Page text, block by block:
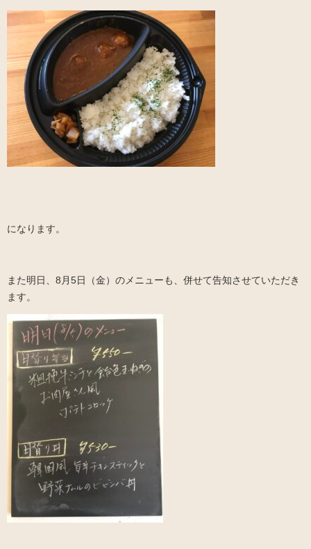
になります。
また明日、8月5日（金）のメニューも、併せて告知させていただき
ます。